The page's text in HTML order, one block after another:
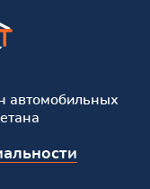
автомобильных